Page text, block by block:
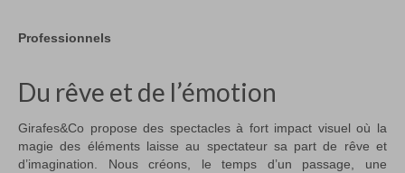
Professionnels
Du rêve et de l’émotion
Girafes&Co propose des spectacles à fort impact visuel où la
magie des éléments laisse au spectateur sa part de rêve et
d’imagination. Nous créons, le temps d’un passage, une